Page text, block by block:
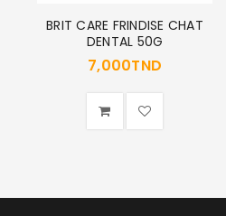
BRIT CARE FRINDISE CHAT
DENTAL 50G
7,000TND